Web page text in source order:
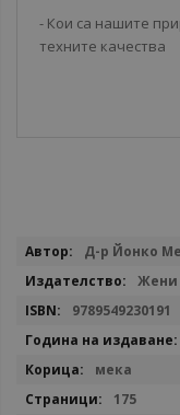
- Кои са нашите
техните качества
Повече
Д-р Йонко
Жени
9789549230191
мека
175